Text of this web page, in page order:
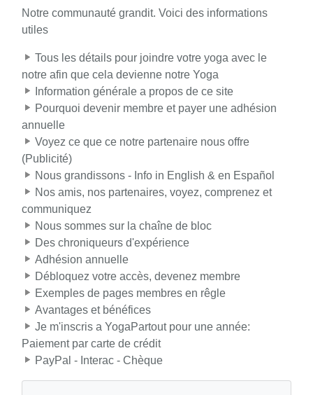
Notre communauté grandit. Voici des informations
utiles
Tous les détails pour joindre votre yoga avec le
notre afin que cela devienne notre Yoga
Information générale a propos de ce site
Pourquoi devenir membre et payer une adhésion
annuelle
Voyez ce que ce notre partenaire nous offre
(Publicité)
Nous grandissons - Info in English & en Español
Nos amis, nos partenaires, voyez, comprenez et
communiquez
Nous sommes sur la chaîne de bloc
Des chroniqueurs d'expérience
Adhésion annuelle
Débloquez votre accès, devenez membre
Exemples de pages membres en rêgle
Avantages et bénéfices
Je m'inscris a YogaPartout pour une année:
Paiement par carte de crédit
PayPal - Interac - Chèque